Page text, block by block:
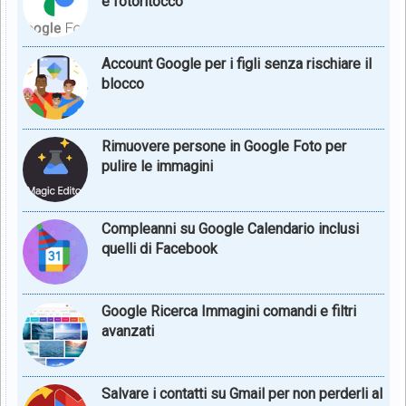
Account Google per i figli senza rischiare il
blocco
Rimuovere persone in Google Foto per
pulire le immagini
Compleanni su Google Calendario inclusi
quelli di Facebook
Google Ricerca Immagini comandi e filtri
avanzati
Salvare i contatti su Gmail per non perderli al